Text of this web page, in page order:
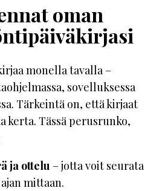
oman
monella tavalla –
sovelluksessa
Tärkeintä on, että kirjaat
kerta. Tässä perusrunko,
ja ottelu – jotta voit seurata
mittaan.